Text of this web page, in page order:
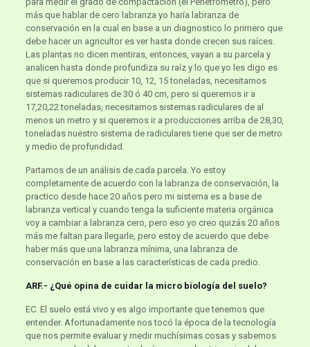
más que hablar de cero labranza yo haría labranza de
conservación en la cual en base a un diagnostico lo primero que
debe hacer un agricultor es ver hasta donde crecen sus raíces.
Las plantas no dicen mentiras, entonces, vayan a su parcela y
analicen hasta donde profundiza su raíz y lo que yo les digo es
que si queremos producir 10, 12, 15 toneladas, necesitamos
sistemas radiculares de 30 ó 40 cm, pero si queremos ir a
17,20,22 toneladas, necesitamos sistemas radiculares de al
menos un metro y si queremos ir a producciones arriba de 28,30,
toneladas nuestro sistema de radiculares tiene que ser de metro
y medio de profundidad.
Partamos de un análisis de cada parcela. Yo estoy
completamente de acuerdo con la labranza de conservación, la
practico desde hace 20 años pero mi sistema es a base de
labranza vertical y cuando tenga la suficiente materia orgánica
voy a cambiar a labranza cero, pero eso yo creo quizás 20 años
más me faltan para llegarle, pero estoy de acuerdo que debe
haber más que una labranza mínima, una labranza de
conservación en base a las características de cada predio.
ARF.- ¿Qué opina de cuidar la micro biología del suelo?
EC. El suelo está vivo y es algo importante que tenemos que
entender. Afortunadamente nos tocó la época de la tecnología
que nos permite evaluar y medir muchísimas cosas y sabemos